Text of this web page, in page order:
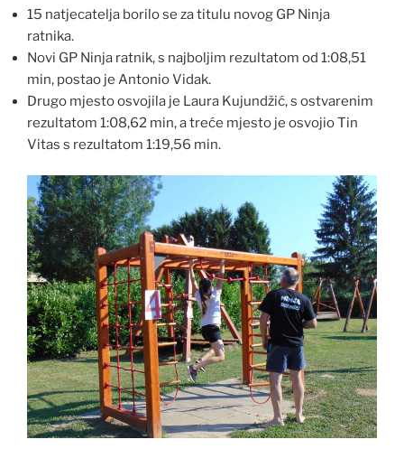
15 natjecatelja borilo se za titulu novog GP Ninja
ratnika.
Novi GP Ninja ratnik, s najboljim rezultatom od 1:08,51
min, postao je Antonio Vidak.
Drugo mjesto osvojila je Laura Kujundžić, s ostvarenim
rezultatom 1:08,62 min, a treće mjesto je osvojio Tin
Vitas s rezultatom 1:19,56 min.